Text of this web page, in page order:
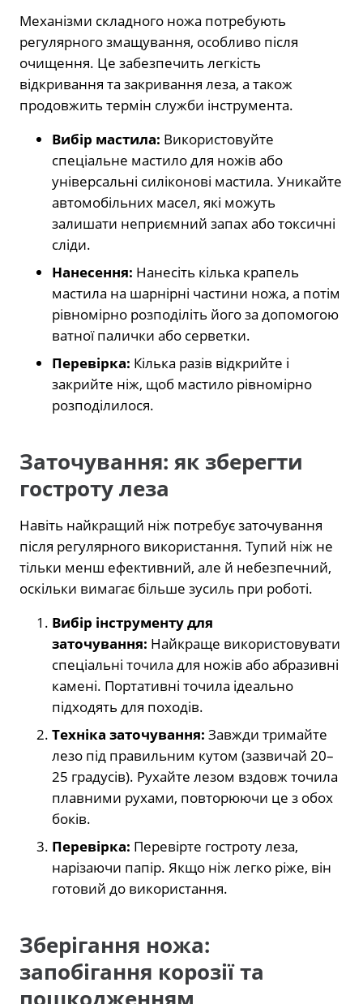
Механізми складного ножа потребують
регулярного змащування, особливо після
очищення. Це забезпечить легкість
відкривання та закривання леза, а також
продовжить термін служби інструмента.
Вибір мастила: Використовуйте
спеціальне мастило для ножів або
універсальні силіконові мастила. Уникайте
автомобільних масел, які можуть
залишати неприємний запах або токсичні
сліди.
Нанесення: Нанесіть кілька крапель
мастила на шарнірні частини ножа, а потім
рівномірно розподіліть його за допомогою
ватної палички або серветки.
Перевірка: Кілька разів відкрийте і
закрийте ніж, щоб мастило рівномірно
розподілилося.
Заточування: як зберегти
гостроту леза
Навіть найкращий ніж потребує заточування
після регулярного використання. Тупий ніж не
тільки менш ефективний, але й небезпечний,
оскільки вимагає більше зусиль при роботі.
Вибір інструменту для
заточування: Найкраще використовувати
спеціальні точила для ножів або абразивні
камені. Портативні точила ідеально
підходять для походів.
Техніка заточування: Завжди тримайте
лезо під правильним кутом (зазвичай 20–
25 градусів). Рухайте лезом вздовж точила
плавними рухами, повторюючи це з обох
боків.
Перевірка: Перевірте гостроту леза,
нарізаючи папір. Якщо ніж легко ріже, він
готовий до використання.
Зберігання ножа:
запобігання корозії та